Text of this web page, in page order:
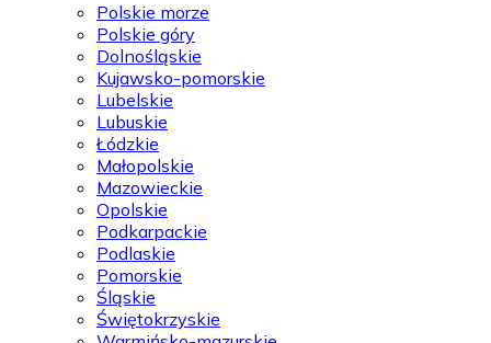
Polskie morze
Polskie góry
Dolnośląskie
Kujawsko-pomorskie
Lubelskie
Lubuskie
Łódzkie
Małopolskie
Mazowieckie
Opolskie
Podkarpackie
Podlaskie
Pomorskie
Śląskie
Świętokrzyskie